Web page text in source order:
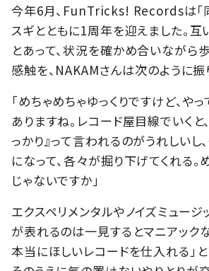
今年6月、FunTricks! Recordsは「
スギとともに1周年を迎えました。
とあって、状況を確かめ合いながら
感触を、NAKAMさんは次のように振
「めちゃめちゃゆっくりですけど、や
ありますね。レコード屋目線でいくと
っかり』って言われるのがうれしいし
になって、各々が掘り下げてくれる。
じゃないですか」
エクスペリメンタルやノイズミュージ
が表れるのは一見するとマニアック
本当にほしいレコードを仕入れる」